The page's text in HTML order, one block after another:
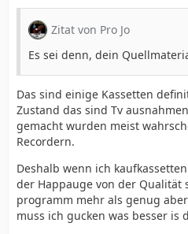
Zitat von Pro Jo
Es sei denn, dein
Das sind einige Kassetten
Zustand das sind Tv
gemacht wurden meist
Recordern.
Deshalb wenn ich
der Happauge von der Qualität
programm mehr als genug
muss ich gucken was besser is